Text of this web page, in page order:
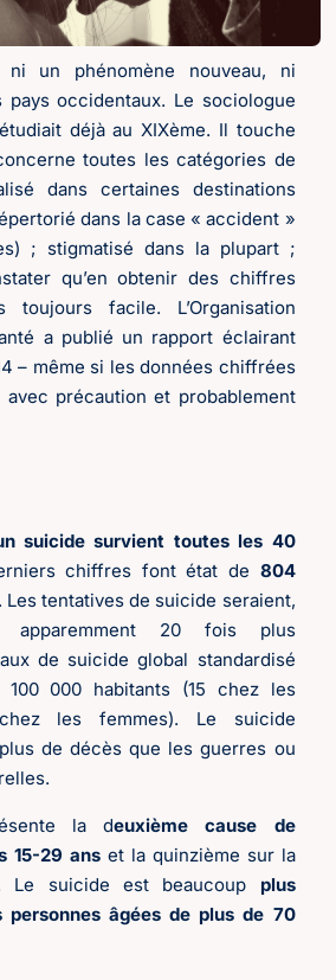
ni un phénomène nouveau, ni
pays occidentaux. Le sociologue
déjà au XIXème. Il touche
toutes les catégories de
dans certaines destinations
dans la case « accident »
; stigmatisé dans la plupart ;
qu’en obtenir des chiffres
toujours facile. L’Organisation
a publié un rapport éclairant
– même si les données chiffrées
précaution et probablement
suicide survient toutes les 40
chiffres font état de 804
Les tentatives de suicide seraient,
20 fois plus
de suicide global standardisé
000 habitants (15 chez les
les femmes). Le suicide
de décès que les guerres ou
la deuxième cause de
15-29 ans et la quinzième sur la
Le suicide est beaucoup plus
personnes âgées de plus de 70